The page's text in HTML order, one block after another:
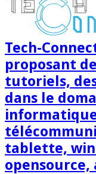
Tech-
proposant
tutoriels,
dans le
tablette,
opensource,